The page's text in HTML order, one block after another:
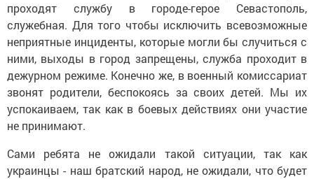
проходят службу в городе-герое Севастополь,
служебная. Для того чтобы исключить всевозможные
неприятные инциденты, которые могли бы случиться с
ними, выходы в город запрещены, служба проходит в
дежурном режиме. Конечно же, в военный комиссариат
звонят родители, беспокоясь за своих детей. Мы их
успокаиваем, так как в боевых действиях они участие
не принимают.
Сами ребята не ожидали такой ситуации, так как
украинцы - наш братский народ, не ожидали, что будет